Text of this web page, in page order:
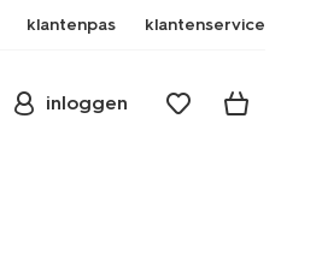
klantenpas klantenservice
inloggen